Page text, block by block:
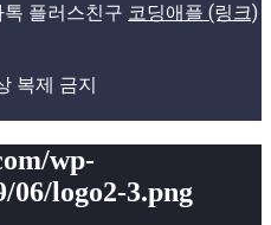
플러스친구 코딩애플 (링크)
복제 금지
wp-
06/logo2-3.png